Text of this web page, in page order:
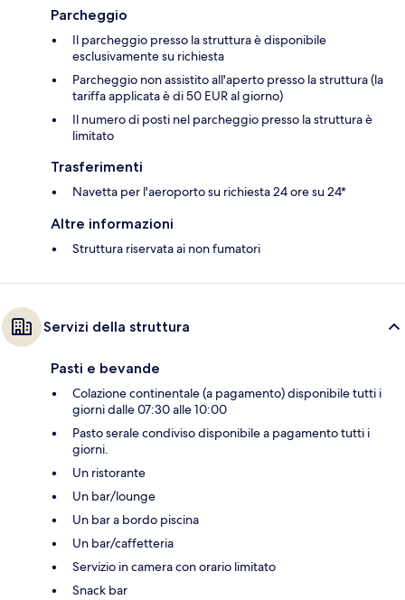
Parcheggio
Il parcheggio presso la struttura è disponibile
esclusivamente su richiesta
Parcheggio non assistito all'aperto presso la struttura (la
tariffa applicata è di 50 EUR al giorno)
Il numero di posti nel parcheggio presso la struttura è
limitato
Trasferimenti
Navetta per l'aeroporto su richiesta 24 ore su 24*
Altre informazioni
Struttura riservata ai non fumatori
Servizi della struttura
Pasti e bevande
Colazione continentale (a pagamento) disponibile tutti i
giorni dalle 07:30 alle 10:00
Pasto serale condiviso disponibile a pagamento tutti i
giorni.
Un ristorante
Un bar/lounge
Un bar a bordo piscina
Un bar/caffetteria
Servizio in camera con orario limitato
Snack bar